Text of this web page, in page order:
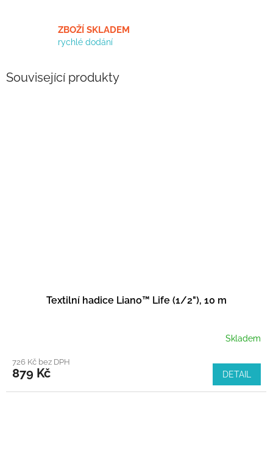
ZBOŽÍ SKLADEM
rychlé dodání
Související produkty
Textilní hadice Liano™ Life (1/2"), 10 m
Skladem
726 Kč bez DPH
879 Kč DETAIL